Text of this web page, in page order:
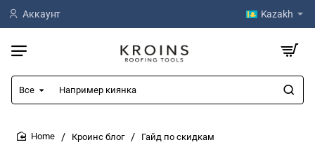
Аккаунт Kazakh
Все
Например
киянка
Кроинс блог Гайд по скидкам